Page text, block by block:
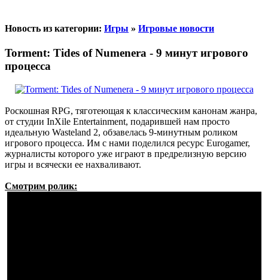
Новость из категории: Игры » Игровые новости
Torment: Tides of Numenera - 9 минут игрового
процесса
Роскошная RPG, тяготеющая к классическим канонам жанра,
от студии InXile Entertainment, подарившей нам просто
идеальную Wasteland 2, обзавелась 9-минутным роликом
игрового процесса. Им с нами поделился ресурс Eurogamer,
журналисты которого уже играют в предрелизную версию
игры и всячески ее нахваливают.
Смотрим ролик: